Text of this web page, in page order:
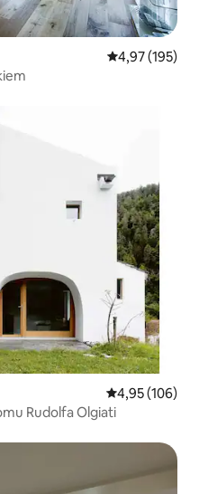
Średnia
4,97 (195)
gości
Średnia
4,95 (106)
Rudolfa Olgiati
gości